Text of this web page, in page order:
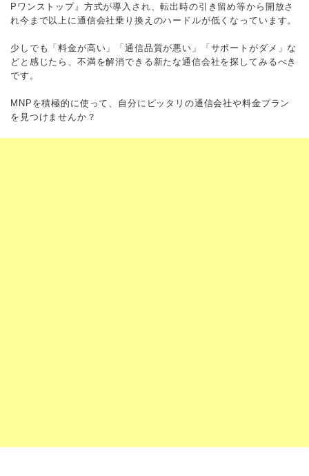
Pワンストップ』方式が導入され、転出時の引き留め等から開放さ
れ今まで以上に通信会社乗り換えのハードルが低くなっています。
少しでも「料金が高い」「通信品質が悪い」「サポートがダメ」な
どと感じたら、不満を解消できる新たな通信会社を探してみるべき
です。
MNPを積極的に使って、自分にピッタリの通信会社や料金プラン
を見つけませんか？